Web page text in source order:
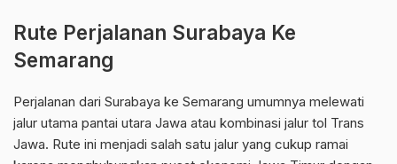
Rute Perjalanan Surabaya Ke
Semarang
Perjalanan dari Surabaya ke Semarang umumnya melewati
jalur utama pantai utara Jawa atau kombinasi jalur tol Trans
Jawa. Rute ini menjadi salah satu jalur yang cukup ramai